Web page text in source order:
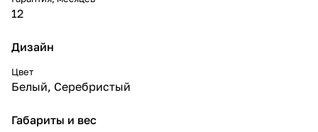
12
Дизайн
Цвет
Белый, Серебристый
Габариты и вес